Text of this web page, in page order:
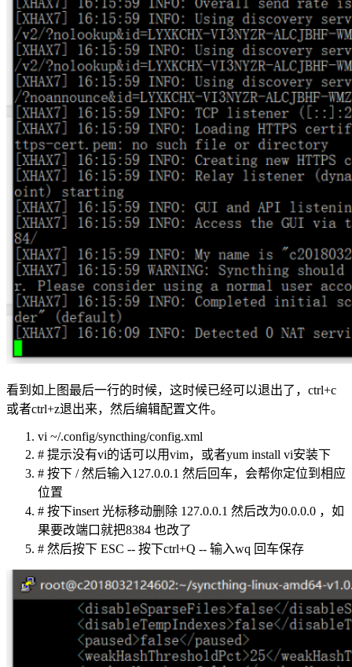
看到如上图最后一行的时候，这时候已经可以退出了，ctrl+c
或者ctrl+z退出来，然后编辑配置文件。
vi ~/.config/syncthing/config.xml
# 提示没有vi的话可以用vim，或者yum install vi安装下
# 按下 / 然后输入127.0.0.1 然后回车，会帮你定位到相应
位置
# 按下insert 光标移动删除 127.0.0.1 然后改为0.0.0.0 ，如
果要改端口就把8384 也改了
# 然后按下 ESC -- 按下ctrl+Q -- 输入wq 回车保存